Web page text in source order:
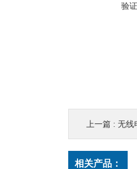
验
上一篇 : 无线
相关产品：